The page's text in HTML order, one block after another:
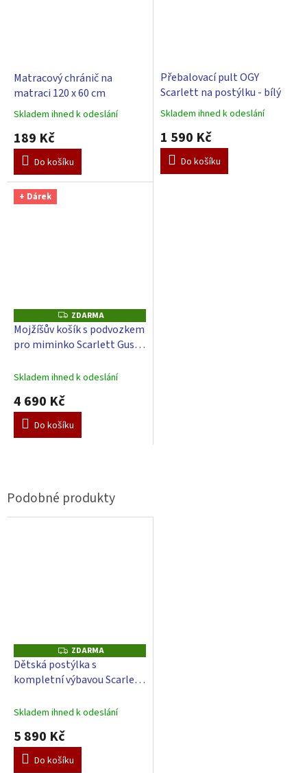
Matracový chránič na
matraci 120 x 60 cm
Průměrné
hodnocení
produktu
5,0
z
hvězdiček.
Skladem ihned k odeslání
189 Kč
Do košíku
Přebalovací pult OGY
Scarlett na postýlku - bílý
Průměrné
produktu
5,0
Skladem ihned k odeslání
1 590 Kč
Do košíku
+ Dárek
Z
D
A
R
ZDARMA
Mojžíšův košík s podvozkem
pro miminko Scarlett Gusto
Skladem ihned k odeslání
4 690 Kč
Do košíku
Z
D
A
R
M
ZDARMA
Dětská postýlka s
kompletní výbavou Scarlett
Skladem ihned k odeslání
5 890 Kč
Do košíku